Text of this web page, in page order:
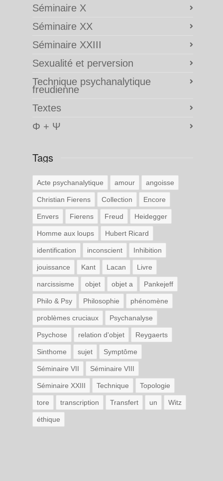
Séminaire X
Séminaire XX
Séminaire XXIII
Sexualité et perversion
Technique psychanalytique
freudienne
Textes
Φ + Ψ
Tags
Acte psychanalytique amour angoisse
Christian Fierens Collection Encore
Envers Fierens Freud Heidegger
Homme aux loups Hubert Ricard
identification inconscient Inhibition
jouissance Kant Lacan Livre
narcissisme objet objet a Pankejeff
Philo & Psy Philosophie phénomène
problèmes cruciaux Psychanalyse
Psychose relation d'objet Reygaerts
Sinthome sujet Symptôme
Séminaire VII Séminaire VIII
Séminaire XXIII Technique Topologie
tore transcription Transfert un Witz
éthique